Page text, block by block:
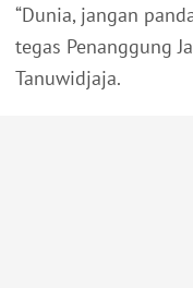
“Dunia, jangan
tegas Penanggung
Tanuwidjaja.